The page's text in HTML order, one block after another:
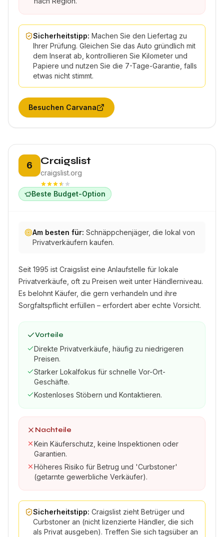
Sicherheitstipp: Machen Sie den Liefertag zu
Ihrer Prüfung. Gleichen Sie das Auto gründlich mit
dem Inserat ab, kontrollieren Sie Kilometer und
Papiere und nutzen Sie die 7-Tage-Garantie, falls
etwas nicht stimmt.
Besuchen Carvana
6 Platz 6:
Craigslist
craigslist.org
Beste Budget-Option
Am besten für: Schnäppchenjäger, die lokal von
Privatverkäufern kaufen.
Seit 1995 ist Craigslist eine Anlaufstelle für lokale
Privatverkäufe, oft zu Preisen weit unter Händlerniveau.
Es belohnt Käufer, die gern verhandeln und ihre
Sorgfaltspflicht erfüllen – erfordert aber echte Vorsicht.
Vorteile
Direkte Privatverkäufe, häufig zu niedrigeren
Preisen.
Starker Lokalfokus für schnelle Vor-Ort-
Geschäfte.
Kostenloses Stöbern und Kontaktieren.
Nachteile
Kein Käuferschutz, keine Inspektionen oder
Garantien.
Höheres Risiko für Betrug und 'Curbstoner'
(getarnte gewerbliche Verkäufer).
Sicherheitstipp: Craigslist zieht Betrüger und
Curbstoner an (nicht lizenzierte Händler, die sich
als Privat ausgeben). Treffen Sie sich tagsüber an